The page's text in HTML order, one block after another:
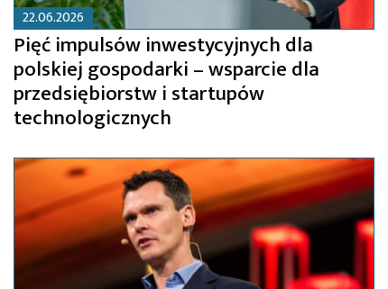
22.06.2026
Pięć impulsów inwestycyjnych dla
polskiej gospodarki – wsparcie dla
przedsiębiorstw i startupów
technologicznych